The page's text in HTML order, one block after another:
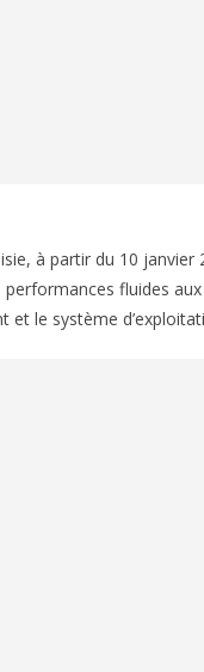
à partir du 10
fluides
le système